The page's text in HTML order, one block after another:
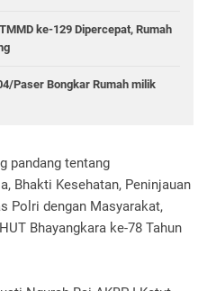
ke-129 Dipercepat, Rumah
Paser Bongkar Rumah milik
pandang tentang
Bhakti Kesehatan, Peninjauan
Polri dengan Masyarakat,
Bhayangkara ke-78 Tahun